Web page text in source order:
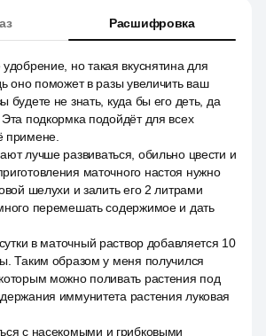
Расшифровка
но такая вкуснятина для
оно поможет в разы увеличить ваш
будете не знать, куда бы его деть, да
Эта подкормка подойдёт для всех
примене.
лучше развиваться, обильно цвести и
маточного настоя нужно
шелухи и залить его 2 литрами
перемешать содержимое и дать
в маточный раствор добавляется 10
Таким образом у меня получился
можно поливать растения под
иммунитета растения луковая
с насекомыми и грибковыми